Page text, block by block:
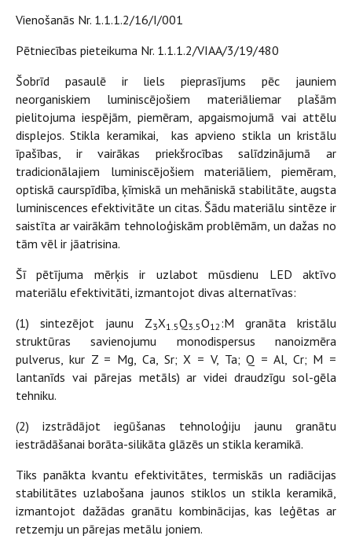
Vienošanās Nr. 1.1.1.2/16/I/001
Pētniecības pieteikuma Nr. 1.1.1.2/VIAA/3/19/480
Šobrīd pasaulē ir liels pieprasījums pēc jauniem
neorganiskiem luminiscējošiem materiāliemar plašām
pielitojuma iespējām, piemēram, apgaismojumā vai attēlu
displejos. Stikla keramikai, kas apvieno stikla un kristālu
īpašības, ir vairākas priekšrocības salīdzinājumā ar
tradicionālajiem luminiscējošiem materiāliem, piemēram,
optiskā caurspīdība, ķīmiskā un mehāniskā stabilitāte, augsta
luminiscences efektivitāte un citas. Šādu materiālu sintēze ir
saistīta ar vairākām tehnoloģiskām problēmām, un dažas no
tām vēl ir jāatrisina.
Šī pētījuma mērķis ir uzlabot mūsdienu LED aktīvo
materiālu efektivitāti, izmantojot divas alternatīvas:
(1) sintezējot jaunu Z3X1.5Q3.5O12:M granāta kristālu
struktūras savienojumu monodispersus nanoizmēra
pulverus, kur Z = Mg, Ca, Sr; X = V, Ta; Q = Al, Cr; M =
lantanīds vai pārejas metāls) ar videi draudzīgu sol-gēla
tehniku.
(2) izstrādājot iegūšanas tehnoloģiju jaunu granātu
iestrādāšanai borāta-silikāta glāzēs un stikla keramikā.
Tiks panākta kvantu efektivitātes, termiskās un radiācijas
stabilitātes uzlabošana jaunos stiklos un stikla keramikā,
izmantojot dažādas granātu kombinācijas, kas leģētas ar
retzemju un pārejas metālu joniem.